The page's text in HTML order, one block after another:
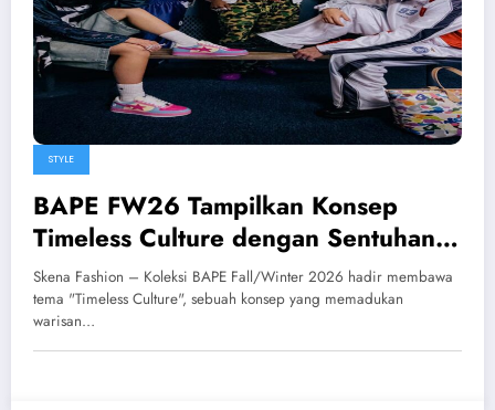
STYLE
BAPE FW26 Tampilkan Konsep
Timeless Culture dengan Sentuhan
Streetwear Berwarna
Skena Fashion – Koleksi BAPE Fall/Winter 2026 hadir membawa
tema "Timeless Culture", sebuah konsep yang memadukan
warisan…